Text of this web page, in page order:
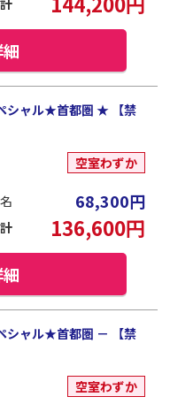
シャル★首都圏 ★ 【禁
空室わずか
68,300円
136,600円
シャル★首都圏 － 【禁
空室わずか